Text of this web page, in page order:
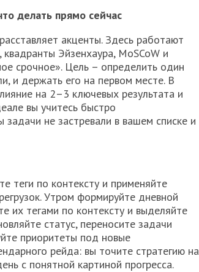
делать прямо сейчас
акценты. Здесь работают
Эйзенхаура, MoSCoW и
срочное». Цель – определить один
и держать его на первом месте. В
на 2–3 ключевых результата и
вы учитесь быстро
не застревали в вашем списке и
теги по контексту и применяйте
Утром формируйте дневной
их тегами по контексту и выделяйте
статус, переносите задачи
приоритеты под новые
рейда: вы точите стратегию на
с понятной картиной прогресса.